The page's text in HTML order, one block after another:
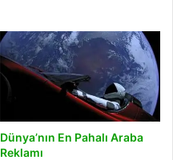
Dünya’nın En Pahalı Araba
Reklamı